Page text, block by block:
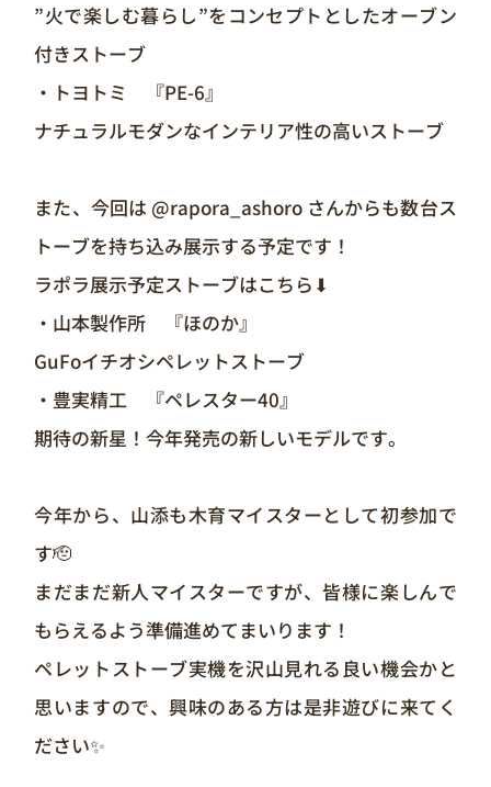
”火で楽しむ暮らし”をコンセプトとしたオーブン
付きストーブ
・トヨトミ 『PE-6』
ナチュラルモダンなインテリア性の高いストーブ
また、今回は @rapora_ashoro さんからも数台ス
トーブを持ち込み展示する予定です！
ラポラ展示予定ストーブはこちら⬇
・山本製作所 『ほのか』
GuFoイチオシペレットストーブ
・豊実精工 『ペレスター40』
期待の新星！今年発売の新しいモデルです。
今年から、山添も木育マイスターとして初参加で
す🫡
まだまだ新人マイスターですが、皆様に楽しんで
もらえるよう準備進めてまいります！
ペレットストーブ実機を沢山見れる良い機会かと
思いますので、興味のある方は是非遊びに来てく
ださい✨